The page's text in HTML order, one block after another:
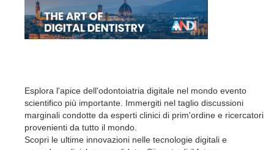
Esplora l'apice dell'odontoiatria digitale nel mondo evento
scientifico più importante. Immergiti nel taglio discussioni
marginali condotte da esperti clinici di prim'ordine e ricercatori
provenienti da tutto il mondo.
Scopri le ultime innovazioni nelle tecnologie digitali e